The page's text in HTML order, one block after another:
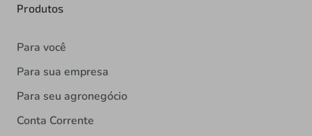
Produtos
Para você
Para sua empresa
Para seu agronegócio
Conta Corrente